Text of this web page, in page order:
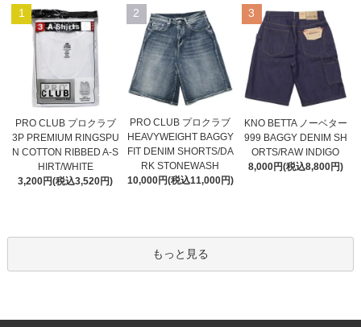
1
PRO CLUB プロクラブ
3P PREMIUM RINGSPU
N COTTON RIBBED A-S
HIRT/WHITE
3,200円(税込3,520円)
2
PRO CLUB プロクラブ
HEAVYWEIGHT BAGGY
FIT DENIM SHORTS/DA
RK STONEWASH
10,000円(税込11,000円)
3
KNO BETTA ノーベター
999 BAGGY DENIM SH
ORTS/RAW INDIGO
8,000円(税込8,800円)
もっと見る